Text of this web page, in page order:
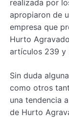
realizada por
apropiaron de
empresa que
Hurto
artículos 239 y
Sin duda
como otros
una tendencia
de Hurto